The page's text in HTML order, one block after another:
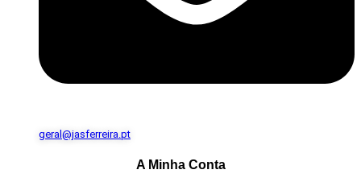
geral@jasferreira.pt
A Minha Conta